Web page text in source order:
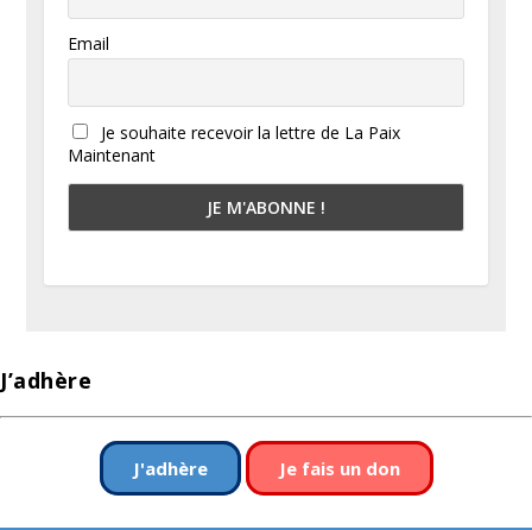
Email
Je souhaite recevoir la lettre de La Paix
Maintenant
J’adhère
J'adhère Je fais un don